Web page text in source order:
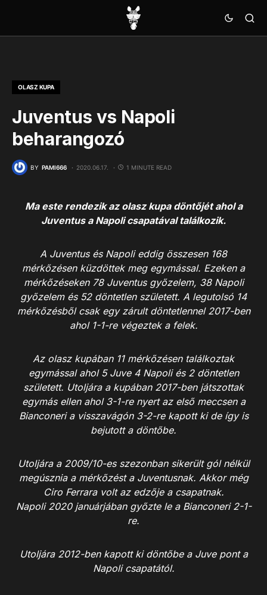
OLASZ KUPA
Juventus vs Napoli
beharangozó
BY PAMI666 2020.06.17. 1 MINUTE READ
Ma este rendezik az olasz kupa döntőjét ahol a
Juventus a Napoli csapatával találkozik.
A Juventus és Napoli eddig összesen 168
mérkőzésen küzdöttek meg egymással. Ezeken a
mérkőzéseken 78 Juventus győzelem, 38 Napoli
győzelem és 52 döntetlen született. A legutolsó 14
mérkőzésből csak egy zárult döntetlennel 2017-ben
ahol 1-1-re végeztek a felek.
Az olasz kupában 11 mérkőzésen találkoztak
egymással ahol 5 Juve 4 Napoli és 2 döntetlen
született. Utoljára a kupában 2017-ben játszottak
egymás ellen ahol 3-1-re nyert az első meccsen a
Bianconeri a visszavágón 3-2-re kapott ki de így is
bejutott a döntőbe.
Utoljára a 2009/10-es szezonban sikerült gól nélkül
megúsznia a mérkőzést a Juventusnak. Akkor még
Ciro Ferrara volt az edzője a csapatnak.
Napoli 2020 januárjában győzte le a Bianconeri 2-1-
re.
Utoljára 2012-ben kapott ki döntőbe a Juve pont a
Napoli csapatától.